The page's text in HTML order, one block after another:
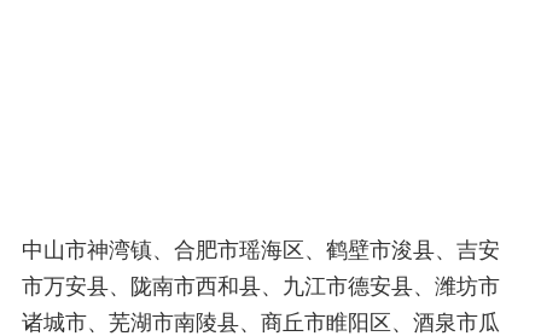
中山市神湾镇、合肥市瑶海区、鹤壁市浚县、吉安
市万安县、陇南市西和县、九江市德安县、潍坊市
诸城市、芜湖市南陵县、商丘市睢阳区、酒泉市瓜